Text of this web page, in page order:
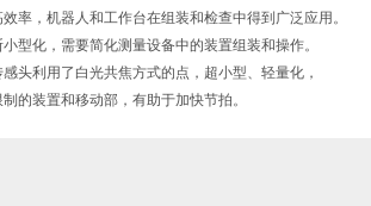
率，机器人和工作台在组装和检查中得到广泛应用。
型化，需要简化测量设备中的装置组装和操作。
感头利用了白光共焦方式的点，超小型、轻量化，
的装置和移动部，有助于加快节拍。